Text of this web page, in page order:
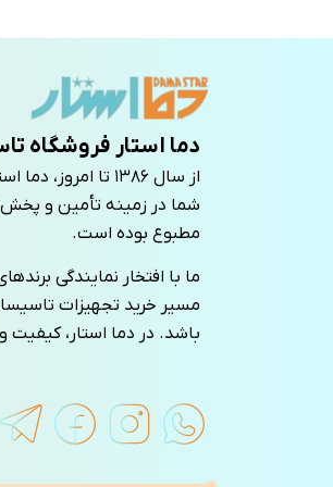
دما استار فروشگاه
از سال ۱۳۸۶ تا
شما در زمینه تأمین و پخش
مطبوع بوده است.
ما با افتخار نمایندگی
مسیر خرید تجهیزات
باشد. در دما استار،